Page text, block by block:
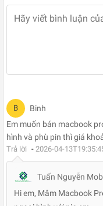
B
Binh
Em muốn bán macbook
hình và phù pin thì giá
Trả lời - 2026-04-
Tuấn Nguyễn
Hi em, Mâm Macbook